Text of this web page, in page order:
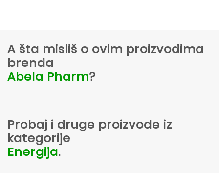
A šta misliš o ovim proizvodima
brenda
Abela Pharm?
Probaj i druge proizvode iz
kategorije
Energija.